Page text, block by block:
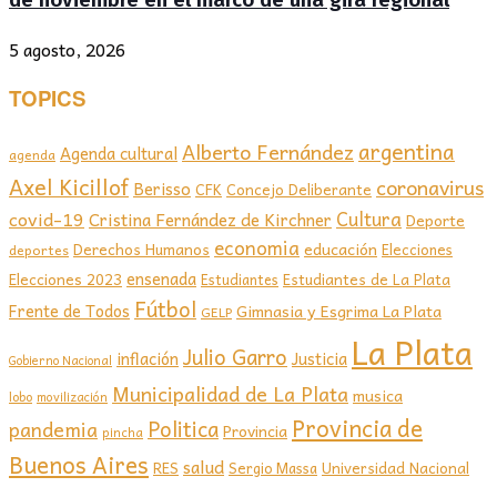
5 agosto, 2026
TOPICS
agenda Agenda culturalAlberto Fernández argentina
Axel Kicillof Berisso CFKConcejo Deliberante coronavirus
covid-19 Cristina Fernández de Kirchner Cultura Deporte
deportes Derechos Humanos economia educación Elecciones
Elecciones 2023 ensenada Estudiantes Estudiantes de La Plata
Frente de Todos Fútbol GELP Gimnasia y Esgrima La Plata
Gobierno Nacional inflación Julio Garro Justicia La Plata
lobo movilización Municipalidad de La Plata musica
pandemia pincha PoliticaProvincia Provincia de
Buenos Aires RES saludSergio MassaUniversidad Nacional